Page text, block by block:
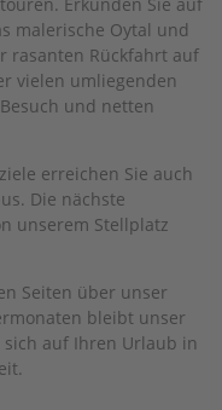
malerische Oytal und
rasanten Rückfahrt auf
vielen umliegenden
und netten
erreichen Sie auch
Die nächste
unserem Stellplatz
Seiten über unser
bleibt unser
auf Ihren Urlaub in